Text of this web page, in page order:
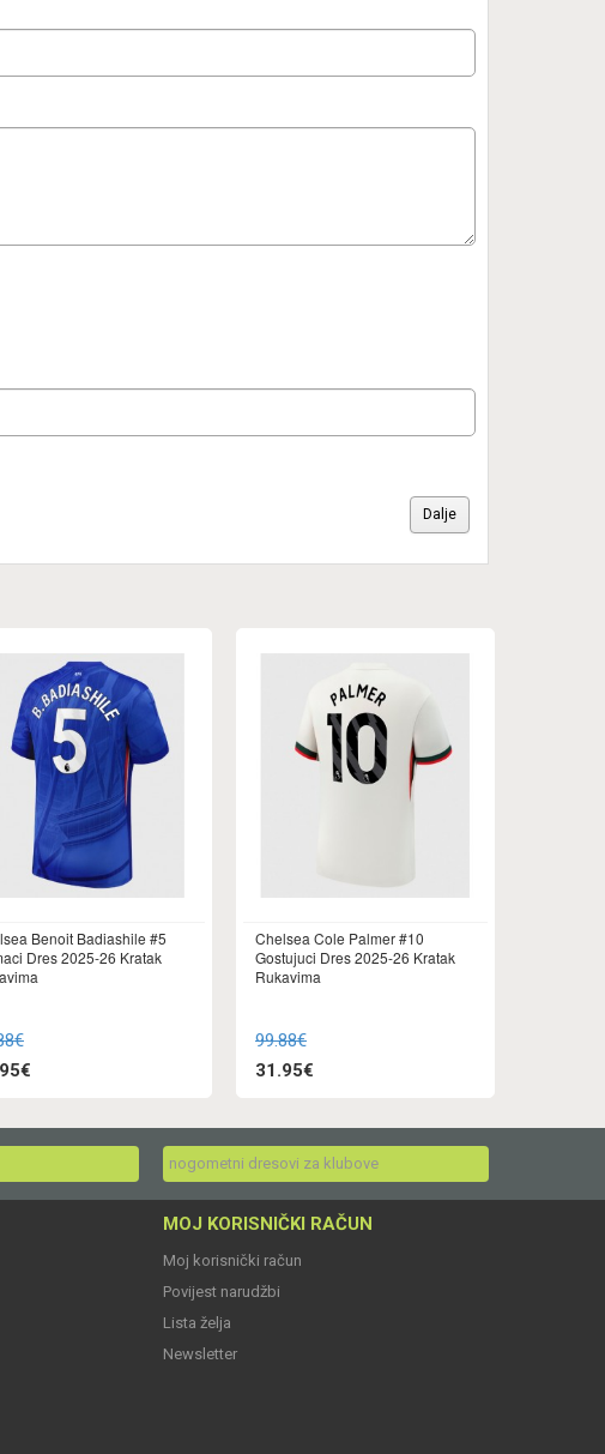
Dalje
Benoit Badiashile #5
Dres 2025-26 Kratak
Chelsea Cole Palmer #10
Gostujuci Dres 2025-26 Kratak
Rukavima
99.88€
31.95€
nogometni dresovi za klubove
MOJ KORISNIČKI RAČUN
Moj korisnički račun
Povijest narudžbi
Lista želja
Newsletter